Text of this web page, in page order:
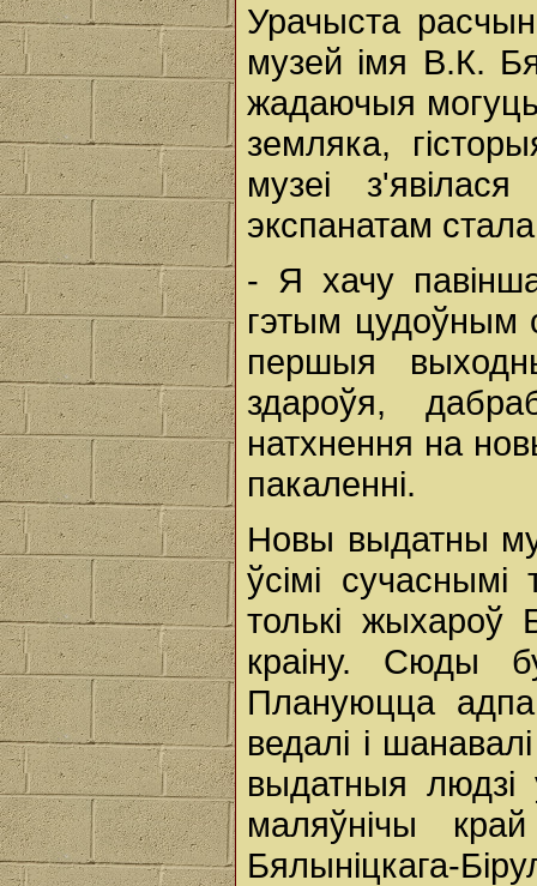
Урачыста
музей імя В.К.
жадаючыя могуць
земляка,
музеі
экспанатам
- Я хачу
гэтым цудоўным
першыя
здароўя,
натхнення на
пакаленні.
Новы выдатны
ўсімі
толькі жыхароў
краіну. Сюды
Плануюцца
ведалі і
выдатныя
маляўнічы
Бялыніцкага-